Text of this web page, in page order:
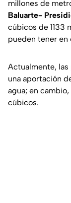
millones de
Baluarte-
cúbicos de 1133
pueden tener en
Actualmente, las
una aportación
agua; en
cúbicos.